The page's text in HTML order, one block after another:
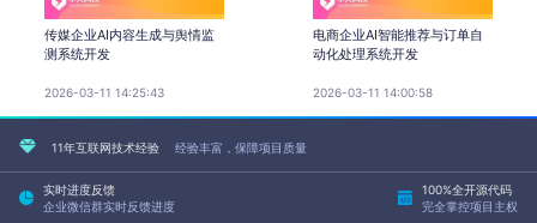
传媒企业AI内容生成与舆情监
测系统开发
2026-03-11 14:25:43
电商企业AI智能推荐与订单自
动化处理系统开发
2026-03-11 14:00:58
11年互联网技术经验 经验丰富，保障项目质量
实时进度反馈
企业微信群实时反馈进度
100%全开源代码
完全掌控项目主权